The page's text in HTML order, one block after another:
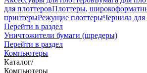
для плоттеровПлоттеры,
принтерыРежущие плоттерыЧернила для
Перейти в раздел
Уничтожители бумаги (шредеры)
Перейти в раздел
Компьютеры
Каталог/
Компьютеры